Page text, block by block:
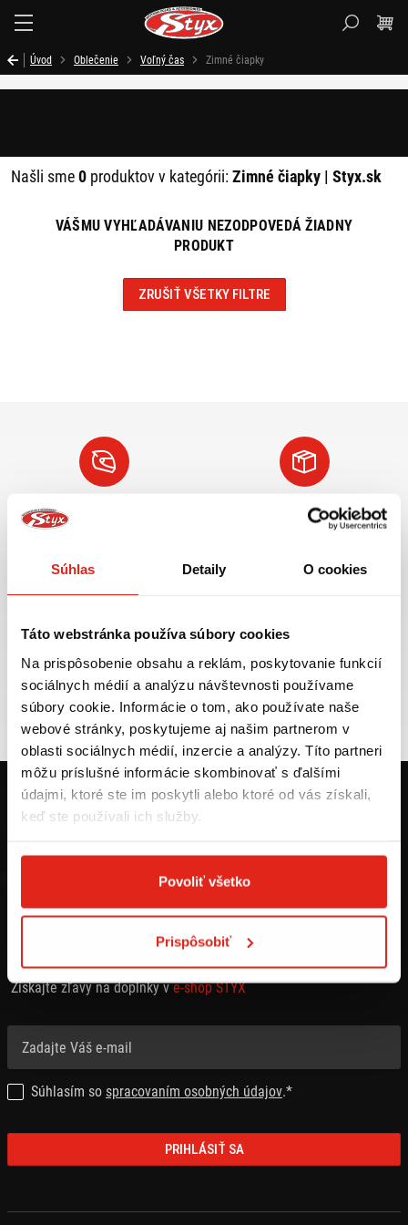
Súhlas Detaily O cookies
Táto webstránka používa súbory cookies
Na prispôsobenie obsahu a reklám, poskytovanie funkcií
sociálnych médií a analýzu návštevnosti používame
súbory cookie. Informácie o tom, ako používate naše
webové stránky, poskytujeme aj našim partnerom v
oblasti sociálnych médií, inzercie a analýzy. Títo partneri
môžu príslušné informácie skombinovať s ďalšími
údajmi, ktoré ste im poskytli alebo ktoré od vás získali,
keď ste používali ich služby.
Povoliť všetko
Prispôsobiť
Úvod Oblečenie Voľný čas Zimné čiapky
Našli sme0 produktov v kategórii:Zimné čiapky | Styx.sk
VÁŠMU VYHĽADÁVANIU NEZODPOVEDÁ ŽIADNY
PRODUKT
ZRUŠIŤ VŠETKY FILTRE
Najväčší výber moto
príslušenstva ihneď k
VIAC INFO
Doprava ZADARMO pre
objednávky nad 50€ v rámci
VIAC INFO
Tovar NA SKLADE
expedujeme do 24 hod.
Výmena veľkosti
ZADARMO do 30 dní
PRIHLÁSTE SA NA ODBER NEWSLETTRA
Získajte zľavy na doplnky ve-shop STYX
Súhlasím so spracovaním osobných údajov.*
PRIHLÁSIŤ SA